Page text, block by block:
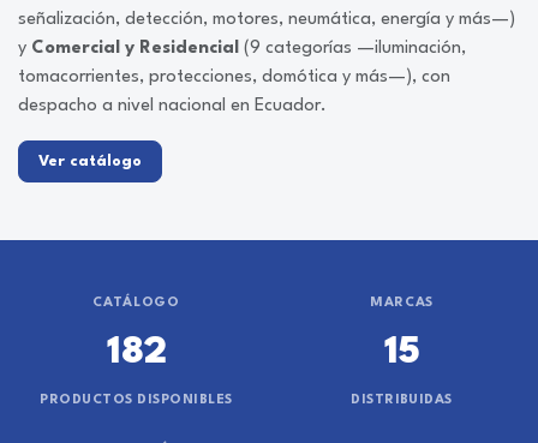
señalización, detección, motores, neumática, energía y más—)
y Comercial y Residencial (9 categorías —iluminación,
tomacorrientes, protecciones, domótica y más—), con
despacho a nivel nacional en Ecuador.
Ver catálogo
CATÁLOGO
182
PRODUCTOS DISPONIBLES
MARCAS
15
DISTRIBUIDAS